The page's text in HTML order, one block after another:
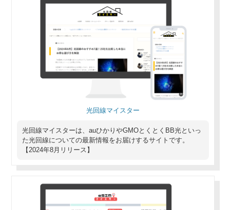
光回線マイスター
光回線マイスターは、auひかりやGMOとくとくBB光といっ
た光回線についての最新情報をお届けするサイトです。
【2024年8月リリース】